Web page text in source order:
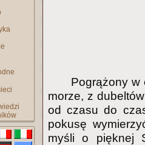
Pogrążony w
morze, z
od czasu do
pokusę
myśli o pięknej